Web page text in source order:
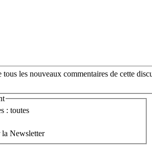
tous les nouveaux commentaires de cette
: toutes
la Newsletter